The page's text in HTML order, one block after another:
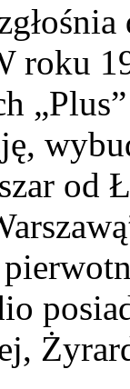
roku
od